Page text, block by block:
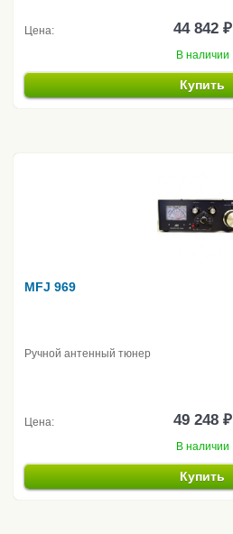
Цена: 44 842 ₽
В наличии
Купить
MFJ 969
Ручной антенный тюнер
Цена: 49 248 ₽
В наличии
Купить